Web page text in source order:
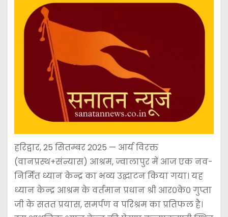
हरिद्वार, 25 सितम्बर 2025 — आर्य विरक्त
(वानप्रस्थ+संन्यास) आश्रम, ज्वालापुर में आज एक नव-
निर्मित ध्यान केन्द्र का भव्य उद्घाटन किया गया। यह
ध्यान केन्द्र आश्रम के वर्तमान प्रधान श्री आर०के० गुप्ता
जी के सतत प्रयास, समर्पण व परिश्रम का प्रतिफल है।